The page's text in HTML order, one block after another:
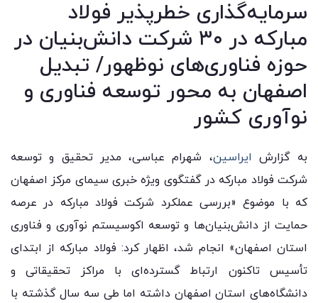
سرمایه‌گذاری خطرپذیر فولاد
مبارکه در ۳۰ شرکت دانش‌بنیان در
حوزه فناوری‌های نوظهور/ تبدیل
اصفهان به محور توسعه فناوری و
نوآوری کشور
به گزارش ایراسین، شهرام عباسی، مدیر تحقیق و توسعه
شرکت فولاد مبارکه در گفتگوی ویژه خبری سیمای مرکز اصفهان
که با موضوع «بررسی عملکرد شرکت فولاد مبارکه در عرصه
حمایت از دانش‌بنیان‌ها و توسعه اکوسیستم نوآوری و فناوری
استان اصفهان» انجام شد، اظهار کرد: فولاد مبارکه از ابتدای
تأسیس تاکنون ارتباط گسترده‌ای با مراکز تحقیقاتی و
دانشگاه‌های استان اصفهان داشته اما طی سه سال گذشته با